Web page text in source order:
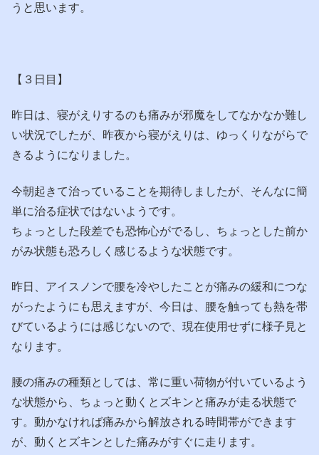
うと思います。
【３日目】
昨日は、寝がえりするのも痛みが邪魔をしてなかなか難し
い状況でしたが、昨夜から寝がえりは、ゆっくりながらで
きるようになりました。
今朝起きて治っていることを期待しましたが、そんなに簡
単に治る症状ではないようです。
ちょっとした段差でも恐怖心がでるし、ちょっとした前か
がみ状態も恐ろしく感じるような状態です。
昨日、アイスノンで腰を冷やしたことが痛みの緩和につな
がったようにも思えますが、今日は、腰を触っても熱を帯
びているようには感じないので、現在使用せずに様子見と
なります。
腰の痛みの種類としては、常に重い荷物が付いているよう
な状態から、ちょっと動くとズキンと痛みが走る状態で
す。動かなければ痛みから解放される時間帯ができます
が、動くとズキンとした痛みがすぐに走ります。